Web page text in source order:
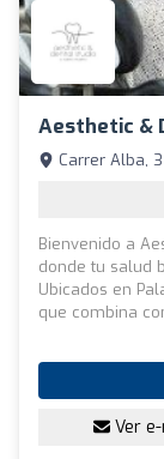
Aesthetic &
Carrer Alba,
Bienvenido a
donde tu salud
Ubicados en
que combina
Ver